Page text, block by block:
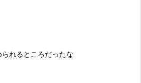
れるところだったな